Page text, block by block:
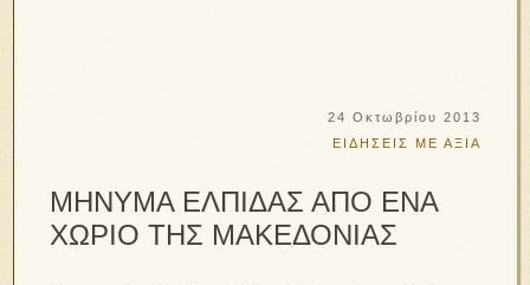
24 Οκτωβρίου 2013
ΕΙΔΗΣΕΙΣ ΜΕ ΑΞΙΑ
ΜΗΝΥΜΑ ΕΛΠΙΔΑΣ ΑΠΟ ΕΝΑ
ΧΩΡΙΟ ΤΗΣ ΜΑΚΕΔΟΝΙΑΣ